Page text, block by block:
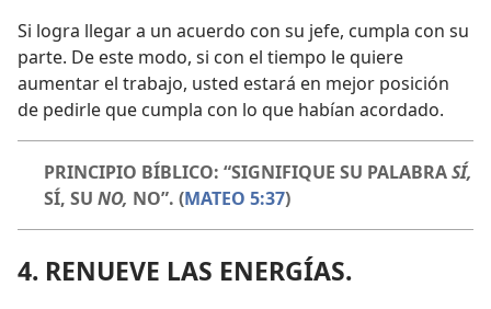
Si logra llegar a un acuerdo con su jefe, cumpla con su
parte. De este modo, si con el tiempo le quiere
aumentar el trabajo, usted estará en mejor posición
de pedirle que cumpla con lo que habían acordado.
PRINCIPIO BÍBLICO: “SIGNIFIQUE SU PALABRASÍ,
SÍ, SU NO, NO”. (MATEO 5:37)
4. RENUEVE LAS ENERGÍAS.